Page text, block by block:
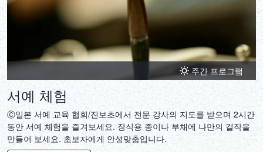
주간 프로그램
서예 체험
Ⓒ일본 서예 교육 협회/진보초에서 전문 강사의 지도를 받으며 2시간
동안 서예 체험을 즐겨보세요. 장식용 종이나 부채에 나만의 걸작을
만들어 보세요. 초보자에게 안성맞춤입니다.